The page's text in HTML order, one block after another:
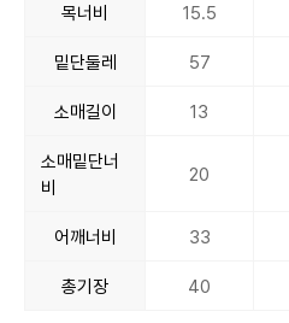
목너비 15.5
밑단둘레 57
소매길이 13
소매밑단너
비
20
어깨너비 33
총기장 40